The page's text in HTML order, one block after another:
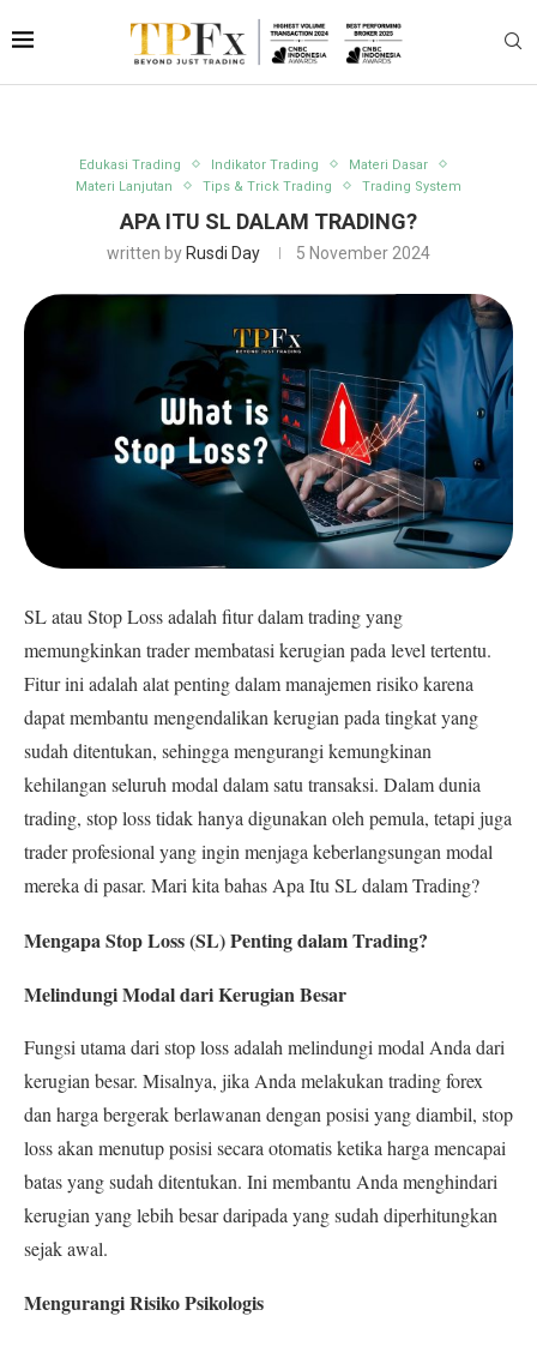
Edukasi Trading Indikator Trading
Materi Dasar
Materi Lanjutan
Tips & Trick Trading Trading System
APA ITU SL DALAM TRADING?
written by Rusdi Day 5 November 2024
SL atau Stop Loss adalah fitur dalam trading yang
memungkinkan trader membatasi kerugian pada level tertentu.
Fitur ini adalah alat penting dalam manajemen risiko karena
dapat membantu mengendalikan kerugian pada tingkat yang
sudah ditentukan, sehingga mengurangi kemungkinan
kehilangan seluruh modal dalam satu transaksi. Dalam dunia
trading, stop loss tidak hanya digunakan oleh pemula, tetapi juga
trader profesional yang ingin menjaga keberlangsungan modal
mereka di pasar. Mari kita bahas Apa Itu SL dalam Trading?
Mengapa Stop Loss (SL) Penting dalam Trading?
Melindungi Modal dari Kerugian Besar
Fungsi utama dari stop loss adalah melindungi modal Anda dari
kerugian besar. Misalnya, jika Anda melakukan trading forex
dan harga bergerak berlawanan dengan posisi yang diambil, stop
loss akan menutup posisi secara otomatis ketika harga mencapai
batas yang sudah ditentukan. Ini membantu Anda menghindari
kerugian yang lebih besar daripada yang sudah diperhitungkan
sejak awal.
Mengurangi Risiko Psikologis